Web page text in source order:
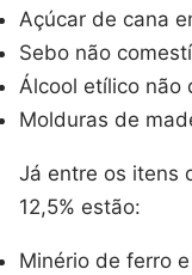
Açúcar de cana
Sebo não
Álcool etílico não
Molduras de
Já entre os itens
12,5% estão:
Minério de ferro